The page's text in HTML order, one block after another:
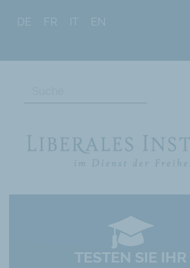
DE FR IT EN
Hoffnungsschimmer
verloren geglaubte